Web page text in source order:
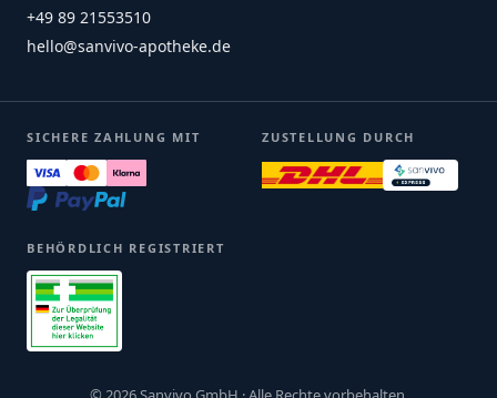
+49 89 21553510
hello@sanvivo-apotheke.de
SICHERE ZAHLUNG MIT ZUSTELLUNG DURCH
BEHÖRDLICH REGISTRIERT